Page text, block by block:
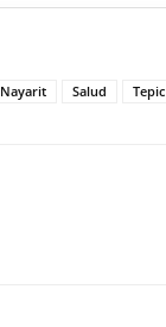
Nayarit Salud Tepic